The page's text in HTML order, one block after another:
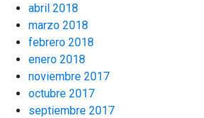
abril 2018
marzo 2018
febrero 2018
enero 2018
noviembre 2017
octubre 2017
septiembre 2017